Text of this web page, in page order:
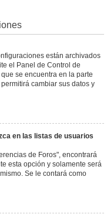
están archivados
el Panel de Control de
se encuentra en la parte
cambiar sus datos y
en las listas de usuarios
de Foros", encontrará
esta opción y solamente será
Se le contará como